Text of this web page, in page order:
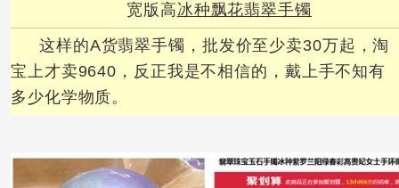
宽版高冰种飘花翡翠手镯
这样的A货翡翠手镯，批发价至少卖30万起，淘
宝上才卖9640，反正我是不相信的，戴上手不知有
多少化学物质。